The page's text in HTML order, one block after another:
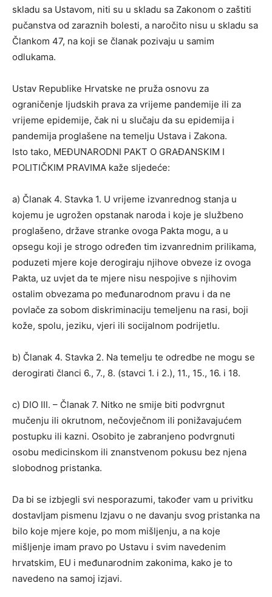
skladu sa Ustavom, niti su u skladu sa Zakonom o zaštiti
pučanstva od zaraznih bolesti, a naročito nisu u skladu sa
Člankom 47, na koji se članak pozivaju u samim
odlukama.
Ustav Republike Hrvatske ne pruža osnovu za
ograničenje ljudskih prava za vrijeme pandemije ili za
vrijeme epidemije, čak ni u slučaju da su epidemija i
pandemija proglašene na temelju Ustava i Zakona.
Isto tako, MEĐUNARODNI PAKT O GRAĐANSKIM I
POLITIČKIM PRAVIMA kaže sljedeće:
a) Članak 4. Stavka 1. U vrijeme izvanrednog stanja u
kojemu je ugrožen opstanak naroda i koje je službeno
proglašeno, države stranke ovoga Pakta mogu, a u
opsegu koji je strogo određen tim izvanrednim prilikama,
poduzeti mjere koje derogiraju njihove obveze iz ovoga
Pakta, uz uvjet da te mjere nisu nespojive s njihovim
ostalim obvezama po međunarodnom pravu i da ne
povlače za sobom diskriminaciju temeljenu na rasi, boji
kože, spolu, jeziku, vjeri ili socijalnom podrijetlu.
b) Članak 4. Stavka 2. Na temelju te odredbe ne mogu se
derogirati članci 6., 7., 8. (stavci 1. i 2.), 11., 15., 16. i 18.
c) DIO III. – Članak 7. Nitko ne smije biti podvrgnut
mučenju ili okrutnom, nečovječnom ili ponižavajućem
postupku ili kazni. Osobito je zabranjeno podvrgnuti
osobu medicinskom ili znanstvenom pokusu bez njena
slobodnog pristanka.
Da bi se izbjegli svi nesporazumi, također vam u privitku
dostavljam pismenu Izjavu o ne davanju svog pristanka na
bilo koje mjere koje, po mom mišljenju, a na koje
mišljenje imam pravo po Ustavu i svim navedenim
hrvatskim, EU i međunarodnim zakonima, kako je to
navedeno na samoj izjavi.